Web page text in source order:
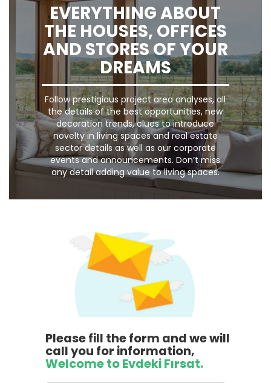
EVERYTHING ABOUT
THE HOUSES, OFFICES
AND STORES OF YOUR
DREAMS
Follow prestigious project area analyses, all
the details of the best opportunities, new
decoration trends, clues to introduce
novelty in living spaces and real estate
sector details as well as our corporate
events and announcements. Don’t miss
any detail adding value to living spaces.
Please fill the form and we will
call you for information,
Welcome to Evdeki Fırsat.